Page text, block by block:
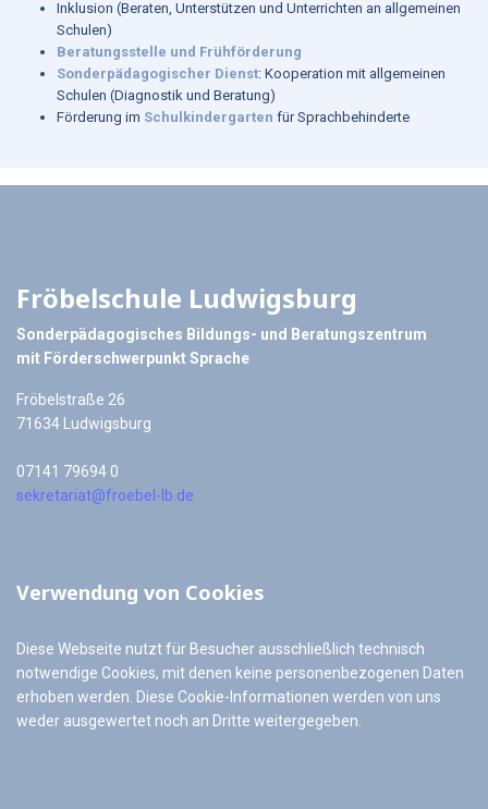
Inklusion (Beraten, Unterstützen und Unterrichten an allgemeinen
Schulen)
Beratungsstelle und Frühförderung
Sonderpädagogischer Dienst: Kooperation mit allgemeinen
Schulen (Diagnostik und Beratung)
Förderung im Schulkindergarten für Sprachbehinderte
Fröbelschule Ludwigsburg
Sonderpädagogisches Bildungs- und Beratungszentrum
mit Förderschwerpunkt Sprache
Fröbelstraße 26
71634 Ludwigsburg
07141 79694 0
sekretariat@froebel-lb.de
Verwendung von Cookies
Diese Webseite nutzt für Besucher ausschließlich technisch
notwendige Cookies, mit denen keine personenbezogenen Daten
erhoben werden. Diese Cookie-Informationen werden von uns
weder ausgewertet noch an Dritte weitergegeben.